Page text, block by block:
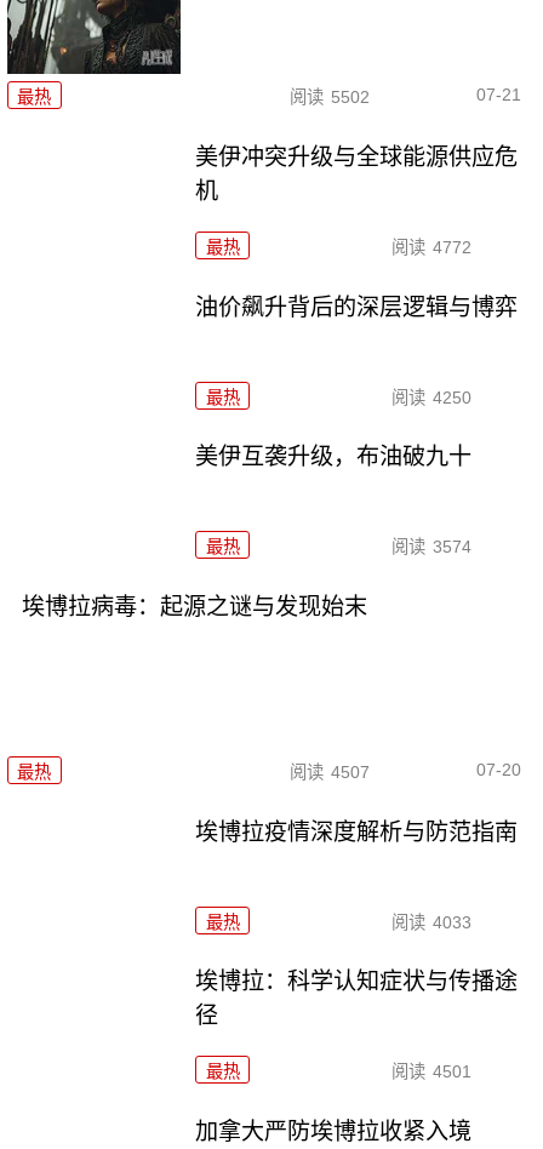
最热 阅读 5502 07-21
美伊冲突升级与全球能源供应危
机
最热 阅读 4772
油价飙升背后的深层逻辑与博弈
最热 阅读 4250
美伊互袭升级，布油破九十
最热 阅读 3574
埃博拉病毒：起源之谜与发现始末
最热 阅读 4507 07-20
埃博拉疫情深度解析与防范指南
最热 阅读 4033
埃博拉：科学认知症状与传播途
径
最热 阅读 4501
加拿大严防埃博拉收紧入境